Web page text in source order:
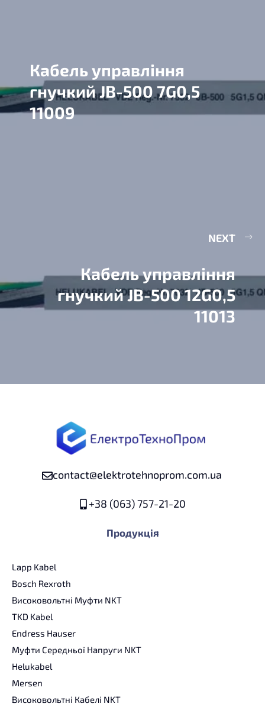
Кабель управління
гнучкий JB-500 7G0,5
11009
NEXT
Кабель управління
гнучкий JB-500 12G0,5
11013
contact@elektrotehnoprom.com.ua
+38 (063) 757-21-20
Продукція
Lapp Kabel
Bosch Rexroth
Високовольтні Муфти NKT
TKD Kabel
Endress Hauser
Муфти Середньої Напруги NKT
Helukabel
Mersen
Високовольтні Кабелі NKT